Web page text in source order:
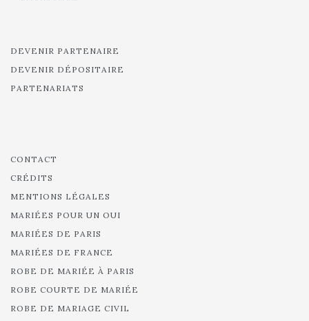
DEVENIR PARTENAIRE
DEVENIR DÉPOSITAIRE
PARTENARIATS
CONTACT
CRÉDITS
MENTIONS LÉGALES
MARIÉES POUR UN OUI
MARIÉES DE PARIS
MARIÉES DE FRANCE
ROBE DE MARIÉE À PARIS
ROBE COURTE DE MARIÉE
ROBE DE MARIAGE CIVIL